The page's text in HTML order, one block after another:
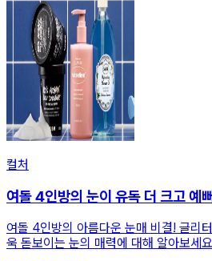
컬처
여돌 4인방의 눈이 유독 더 크고 예
여돌 4인방의 아름다운 눈매 비결! 글리
욱 돋보이는 눈의 매력에 대해 알아보세